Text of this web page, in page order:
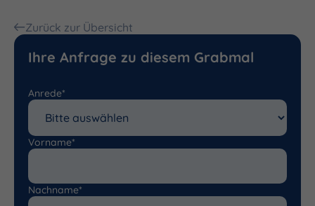
Zurück zur Übersicht
Ihre Anfrage zu diesem Grabmal
Anrede*
Vorname*
Nachname*